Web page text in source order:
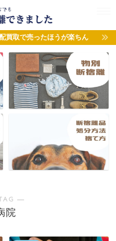
買取で売ったほうが楽ちん
―
院